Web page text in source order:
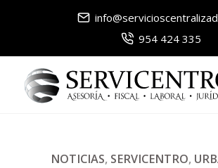
954 424 335
NOTICIAS, SERVICENTRO,